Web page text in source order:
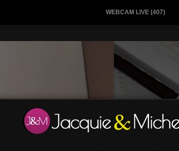
WEBCAM LIVE (407)